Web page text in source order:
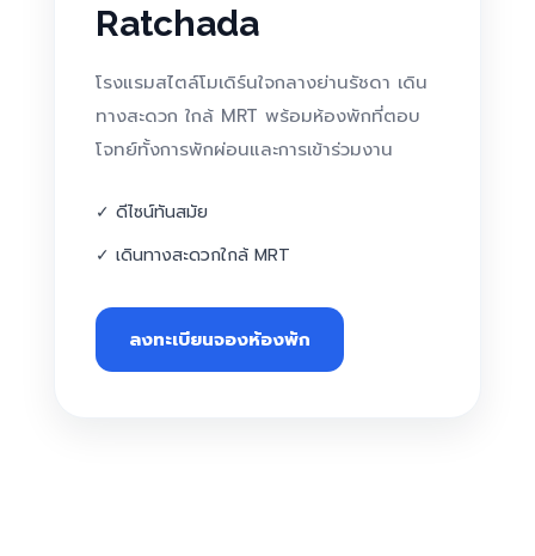
Ratchada
โรงแรมสไตล์โมเดิร์นใจกลางย่านรัชดา เดิน
ทางสะดวก ใกล้ MRT พร้อมห้องพักที่ตอบ
โจทย์ทั้งการพักผ่อนและการเข้าร่วมงาน
✓ ดีไซน์ทันสมัย
✓ เดินทางสะดวกใกล้ MRT
ลงทะเบียนจองห้องพัก